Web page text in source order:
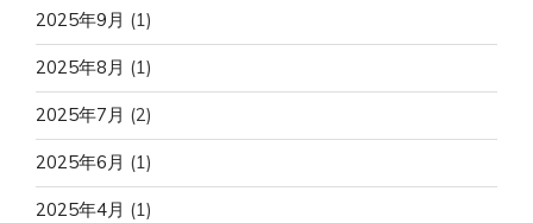
2025年9月 (1)
2025年8月 (1)
2025年7月 (2)
2025年6月 (1)
2025年4月 (1)